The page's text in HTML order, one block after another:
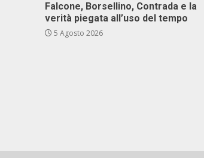
Falcone, Borsellino, Contrada e la
verità piegata all’uso del tempo
5 Agosto 2026